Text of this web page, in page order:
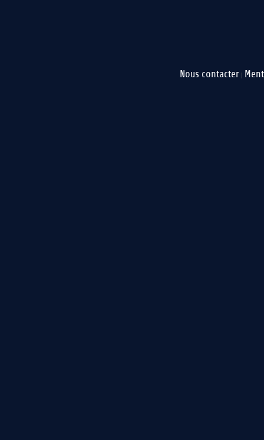
Nous contacter |